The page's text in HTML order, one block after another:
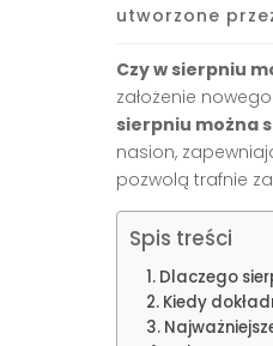
utworzone
Czy w sierpniu
założenie
sierpniu można
nasion,
pozwolą trafnie
Spis treści
Dlaczego
Kiedy